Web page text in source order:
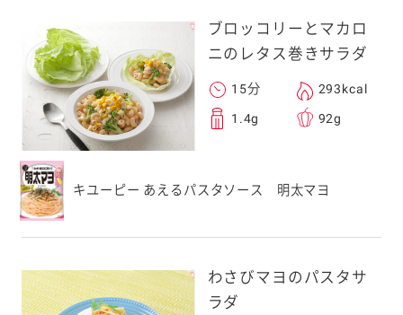
ブロッコリーとマカロ
ニのレタス巻きサラダ
15分 293kcal
1.4g 92g
キユーピー あえるパスタソース 明太マヨ
わさびマヨのパスタサ
ラダ